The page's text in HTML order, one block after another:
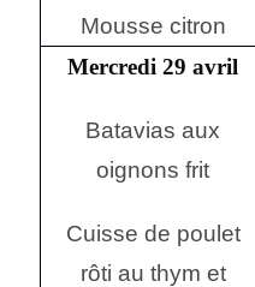
Mousse citron
Mercredi 29 avril
Batavias aux
oignons frit
Cuisse de poulet
rôti au thym et